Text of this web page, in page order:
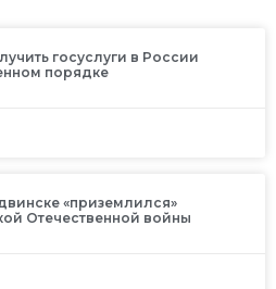
госуслуги в России
порядке
«приземлился»
Отечественной войны